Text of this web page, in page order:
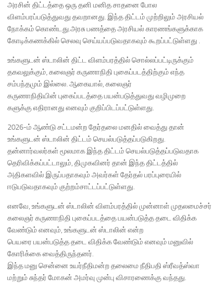
அரசின் திட்டத்தை ஒரு தனி மனித சாதனை போல
விளம்பரப்படுத்துவது தவறானது. இந்த திட்டம் முற்றிலும் அரசியல்
நோக்கம் கொண்டது.அரசு பணத்தை அரசியல் காரணங்களுக்காக
கோடிக்கணக்கில் செலவு செய்யப்படுவதாகவும் கூறப்பட்டுள்ளது .
உங்களுடன் ஸ்டாலின் திட்ட விளம்பரத்தில் சொல்லப்பட்டிருக்கும்
தகவலுக்கும், கலைஞர் கருணாநிதி புகைப்படத்திற்கும் எந்த
சம்பந்தமும் இல்லை. ஆகையால், கலைஞர்
கருணாநிதியின் புகைப்படத்தை பயன்படுத்துவது வழிமுறை
களுக்கு எதிரானது எனவும் குறிப்பிடப்பட்டுள்ளது.
2026-ம் ஆண்டு சட்டமன்ற தேர்தலை மனதில் வைத்து தான்
உங்களுடன் ஸ்டாலின் திட்டம் செயல்படுத்தப்படுகிறது.
தன்னார்வலர்கள் மூலமாக இந்த திட்டம் செயல்படுத்தப்படுவதாக
தெரிவிக்கப்பட்டாலும், திமுகவினர் தான் இந்த திட்டத்தில்
அதிகளவில் இருப்பதாகவும் அவர்கள் தேர்தல் பரப்புரையில்
ஈடுபடுவதாகவும் குற்றம்சாட்டப்பட்டுள்ளது.
எனவே, உங்களுடன் ஸ்டாலின் விளம்பரத்தில் முன்னாள் முதலமைச்சர்
கலைஞர் கருணாநிதி புகைப்படத்தை பயன்படுத்த தடை விதிக்க
வேண்டும் எனவும், உங்களுடன் ஸ்டாலின் என்ற
பெயரை பயன்படுத்த தடை விதிக்க வேண்டும் எனவும் மனுவில்
கோரிக்கை வைத்திருந்தனர்.
இந்த மனு சென்னை உயர்நீதிமன்ற தலைமை நீதிபதி ஸ்ரீவத்ஸ்வா
மற்றும் சுந்தர் மோகன் அமர்வு முன்பு விசாரணைக்கு வந்தது.